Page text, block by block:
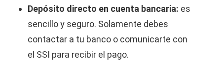
Depósito directo en cuenta bancaria: es
sencillo y seguro. Solamente debes
contactar a tu banco o comunicarte con
el SSI para recibir el pago.